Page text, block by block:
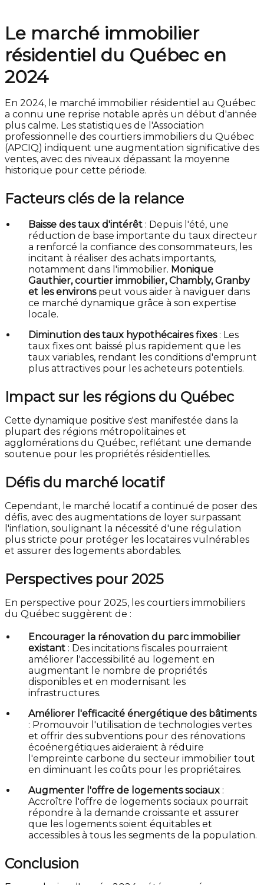
Le marché immobilier
résidentiel du Québec en
2024
En 2024, le marché immobilier résidentiel au Québec
a connu une reprise notable après un début d'année
plus calme. Les statistiques de l'Association
professionnelle des courtiers immobiliers du Québec
(APCIQ) indiquent une augmentation significative des
ventes, avec des niveaux dépassant la moyenne
historique pour cette période.
Facteurs clés de la relance
Baisse des taux d'intérêt : Depuis l'été, une
réduction de base importante du taux directeur
a renforcé la confiance des consommateurs, les
incitant à réaliser des achats importants,
notamment dans l'immobilier. Monique
Gauthier, courtier immobilier, Chambly, Granby
et les environspeut vous aider à naviguer dans
ce marché dynamique grâce à son expertise
locale.
Diminution des taux hypothécaires fixes: Les
taux fixes ont baissé plus rapidement que les
taux variables, rendant les conditions d'emprunt
plus attractives pour les acheteurs potentiels.
Impact sur les régions du Québec
Cette dynamique positive s'est manifestée dans la
plupart des régions métropolitaines et
agglomérations du Québec, reflétant une demande
soutenue pour les propriétés résidentielles.
Défis du marché locatif
Cependant, le marché locatif a continué de poser des
défis, avec des augmentations de loyer surpassant
l'inflation, soulignant la nécessité d'une régulation
plus stricte pour protéger les locataires vulnérables
et assurer des logements abordables.
Perspectives pour 2025
En perspective pour 2025, les courtiers immobiliers
du Québec suggèrent de :
Encourager la rénovation du parc immobilier
existant : Des incitations fiscales pourraient
améliorer l'accessibilité au logement en
augmentant le nombre de propriétés
disponibles et en modernisant les
infrastructures.
Améliorer l'efficacité énergétique des bâtiments
: Promouvoir l'utilisation de technologies vertes
et offrir des subventions pour des rénovations
écoénergétiques aideraient à réduire
l'empreinte carbone du secteur immobilier tout
en diminuant les coûts pour les propriétaires.
Augmenter l'offre de logements sociaux :
Accroître l'offre de logements sociaux pourrait
répondre à la demande croissante et assurer
que les logements soient équitables et
accessibles à tous les segments de la population.
Conclusion